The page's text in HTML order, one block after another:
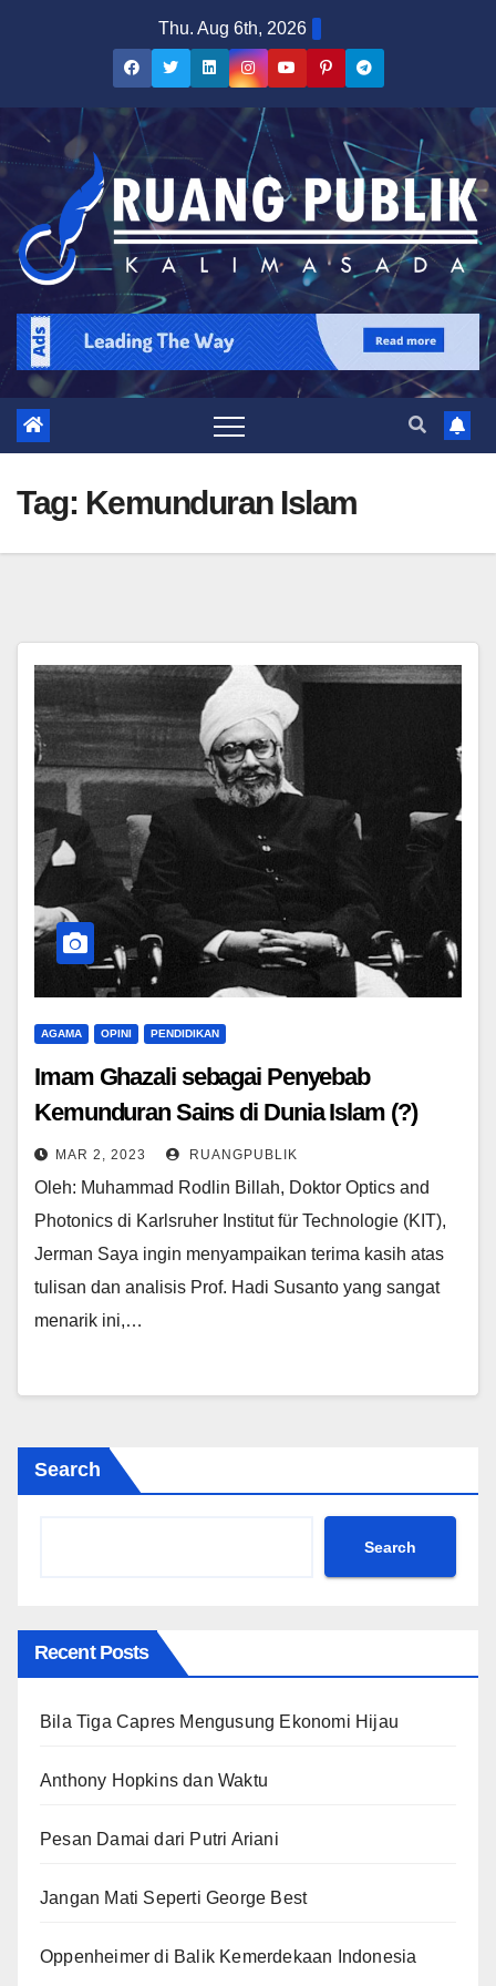
Thu. Aug 6th, 2026
Tag: Kemunduran Islam
AGAMA OPINI PENDIDIKAN
Imam Ghazali sebagai Penyebab
Kemunduran Sains di Dunia Islam (?)
MAR 2, 2023 RUANGPUBLIK
Oleh: Muhammad Rodlin Billah, Doktor Optics and
Photonics di Karlsruher Institut für Technologie (KIT),
Jerman Saya ingin menyampaikan terima kasih atas
tulisan dan analisis Prof. Hadi Susanto yang sangat
menarik ini,…
Search
Search
Recent Posts
Bila Tiga Capres Mengusung Ekonomi Hijau
Anthony Hopkins dan Waktu
Pesan Damai dari Putri Ariani
Jangan Mati Seperti George Best
Oppenheimer di Balik Kemerdekaan Indonesia